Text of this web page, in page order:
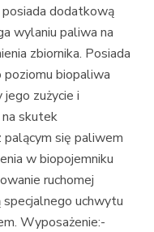
dodatkową
wylaniu paliwa na
zbiornika. Posiada
biopaliwa
jego zużycie i
skutek
się paliwem
w biopojemniku
ruchomej
specjalnego uchwytu
Wyposażenie:-